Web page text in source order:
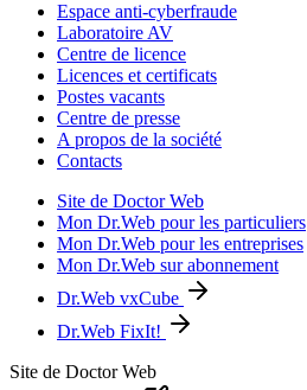
Espace anti-cyberfraude
Laboratoire AV
Centre de licence
Licences et certificats
Postes vacants
Centre de presse
A propos de la société
Contacts
Site de Doctor Web
Mon Dr.Web pour les particuliers
Mon Dr.Web pour les entreprises
Mon Dr.Web sur abonnement
Dr.Web vxCube
Dr.Web FixIt!
Site de Doctor Web